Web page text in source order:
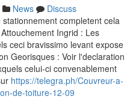
News
Discuss
completent cela
Ingrid : Les
ceci bravissimo levant expose
Georisques : Voir l'declaration
celui-ci convenablement
https://telegra.ph/Couvreur-a-
de-toiture-12-09